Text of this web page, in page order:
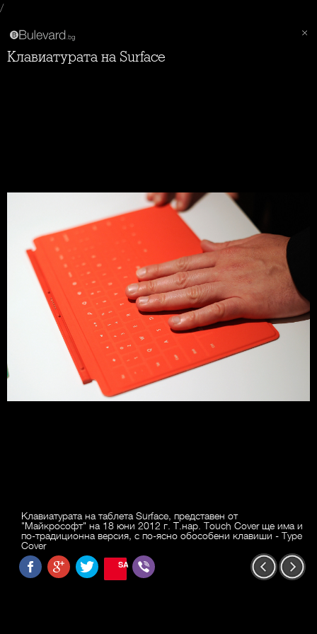
/
Клавиатурата на Surface
Клавиатурата на таблета Surface, представен от
"Майкрософт" на 18 юни 2012 г. Т.нар. Touch Cover ще има и
по-традиционна версия, с по-ясно обособени клавиши - Type
Cover
SAVE